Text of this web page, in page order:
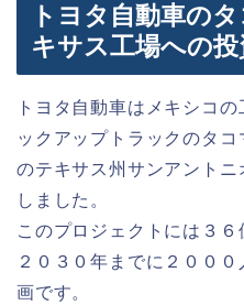
トヨタ自動車の
キサス工場への
トヨタ自動車はメキシコ
ックアップトラックのタコ
のテキサス州サンアント
しました。
このプロジェクトには３６
２０３０年までに２００
画です。